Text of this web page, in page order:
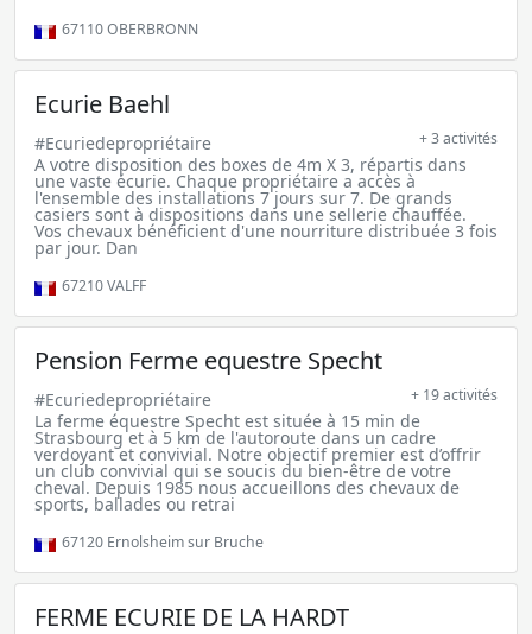
67110OBERBRONN
Ecurie Baehl
#Ecuriedepropriétaire + 3 activités
A votre disposition des boxes de 4m X 3, répartis dans
une vaste écurie. Chaque propriétaire a accès à
l'ensemble des installations 7 jours sur 7. De grands
casiers sont à dispositions dans une sellerie chauffée.
Vos chevaux bénéficient d'une nourriture distribuée 3 fois
par jour. Dan
67210VALFF
Pension Ferme equestre Specht
#Ecuriedepropriétaire + 19 activités
La ferme équestre Specht est située à 15 min de
Strasbourg et à 5 km de l'autoroute dans un cadre
verdoyant et convivial. Notre objectif premier est d’offrir
un club convivial qui se soucis du bien-être de votre
cheval. Depuis 1985 nous accueillons des chevaux de
sports, ballades ou retrai
67120 Ernolsheim sur Bruche
FERME ECURIE DE LA HARDT